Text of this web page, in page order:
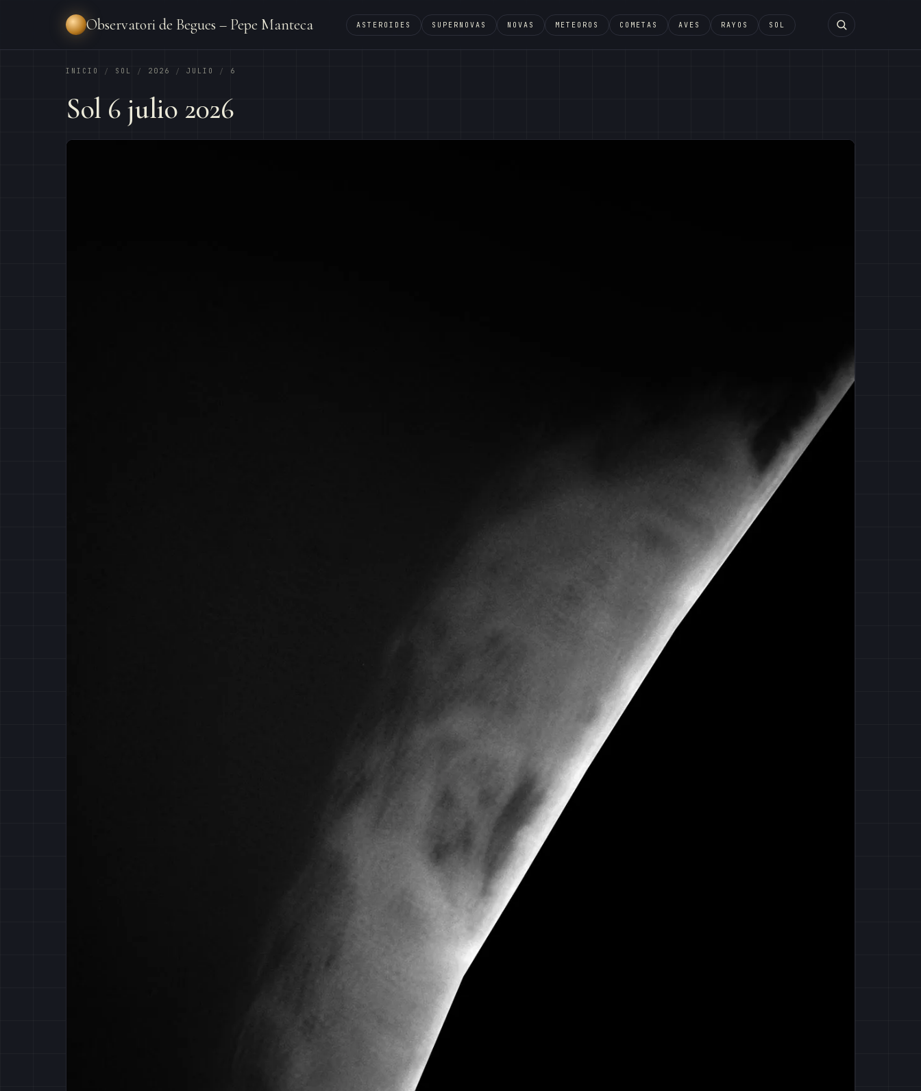
Observatori de Begues – Pepe Manteca ASTEROIDES SUPERNOVAS NOVAS METEOROS COMETAS AVES RAYOS SOL
INICIO / SOL / 2026 / JULIO / 6
Sol 6 julio 2026